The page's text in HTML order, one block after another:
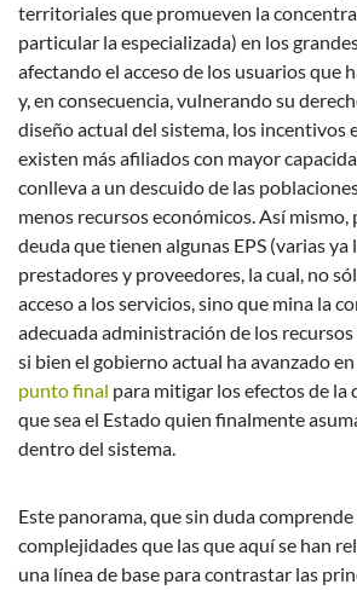
territoriales que promueven la
particular la especializada) en los
afectando el acceso de los usuarios que
y, en consecuencia, vulnerando su
diseño actual del sistema, los incentivos
existen más afiliados con mayor
conlleva a un descuido de las
menos recursos económicos. Así
deuda que tienen algunas EPS (varias ya
prestadores y proveedores, la cual, no
acceso a los servicios, sino que mina la
adecuada administración de los
si bien el gobierno actual ha avanzado
punto final para mitigar los efectos de la
que sea el Estado quien finalmente
dentro del sistema.
Este panorama, que sin duda
complejidades que las que aquí se han
una línea de base para contrastar las